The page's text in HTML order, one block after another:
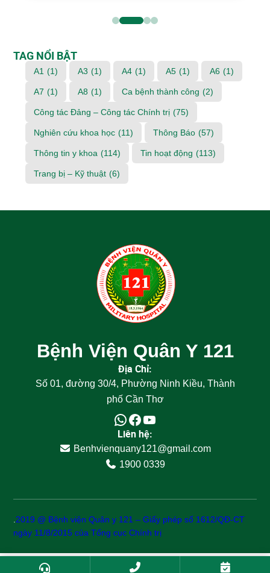
TAG NỔI BẬT
A1 (1) A3 (1) A4 (1) A5 (1) A6 (1)
A7 (1) A8 (1) Ca bệnh thành công (2)
Công tác Đảng – Công tác Chính trị (75)
Nghiên cứu khoa học (11) Thông Báo (57)
Thông tin y khoa (114) Tin hoạt động (113)
Trang bị – Kỹ thuật (6)
Bệnh Viện Quân Y 121
Địa Chỉ:
Số 01, đường 30/4, Phường Ninh Kiều, Thành
phố Cần Thơ
Liên hệ:
Benhvienquany121@gmail.com
1900 0339
.2019 @ Bệnh viện Quân y 121 – Giấy phép số 1612/QĐ-CT
ngày 11/8/2015 của Tổng cục Chính trị